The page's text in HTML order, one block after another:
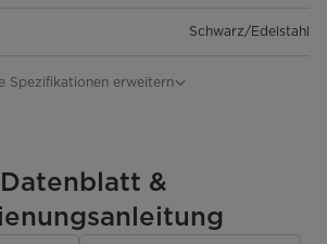
Schwarz/Edelstahl
Touch Control/ versenkbare
Spezifikationen erweitern
Datenblatt &